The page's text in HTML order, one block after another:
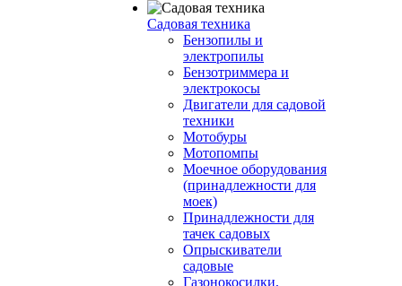
Садовая техника
Бензопилы и
электропилы
Бензотриммера и
электрокосы
Двигатели для садовой
техники
Мотобуры
Мотопомпы
Моечное оборудования
(принадлежности для
моек)
Принадлежности для
тачек садовых
Опрыскиватели
садовые
Газонокосилки,